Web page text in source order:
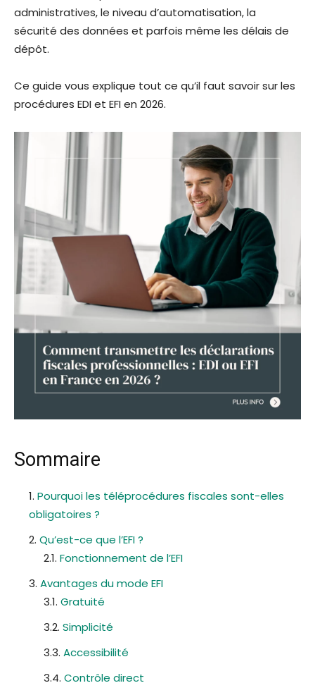
administratives, le niveau d’automatisation, la
sécurité des données et parfois même les délais de
dépôt.
Ce guide vous explique tout ce qu’il faut savoir sur les
procédures EDI et EFI en 2026.
Sommaire
Pourquoi les téléprocédures fiscales sont-elles
obligatoires ?
Qu’est-ce que l’EFI ?
Fonctionnement de l’EFI
Avantages du mode EFI
Gratuité
Simplicité
Accessibilité
Contrôle direct